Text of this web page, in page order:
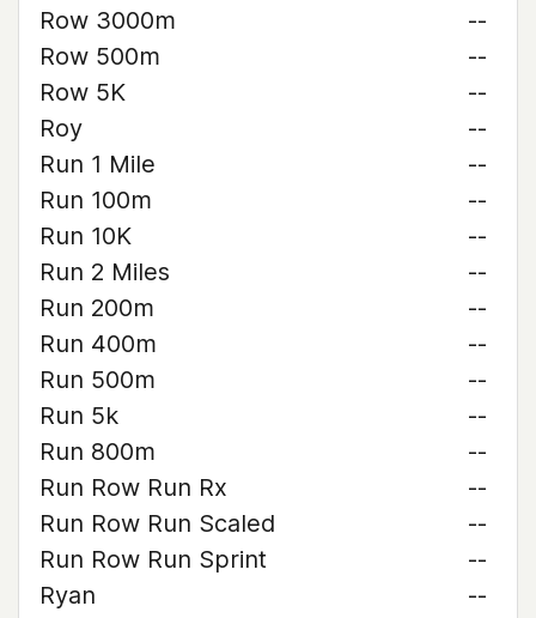
Row 3000m
--
Row 500m
--
Row 5K
--
Roy
--
Run 1 Mile
--
Run 100m
--
Run 10K
--
Run 2 Miles
--
Run 200m
--
Run 400m
--
Run 500m
--
Run 5k
--
Run 800m
--
Run Row Run Rx
--
Run Row Run Scaled
--
Run Row Run Sprint
--
Ryan
--